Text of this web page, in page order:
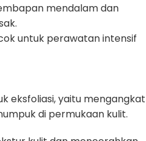
mendalam dan
untuk perawatan intensif
eksfoliasi, yaitu mengangkat
di permukaan kulit.